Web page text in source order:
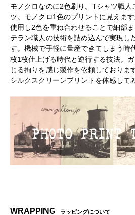
モノクロなのに2色刷り。Tシャツ職人
ツ。モノクロ1色のプリントに見えま
使用し2色を重ね合わせることで細部
テラン職人の技術を詰め込んで実現し
す。機械で手軽に量産できてしまう時
枚1枚仕上げる時代と逆行する技法。
じる拘りを感じ製作を依頼しておりま
シルクスクリーンプリントを体感して
WRAPPING ラッピングについて